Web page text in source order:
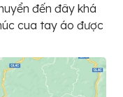
đến đây khá
cua tay áo được